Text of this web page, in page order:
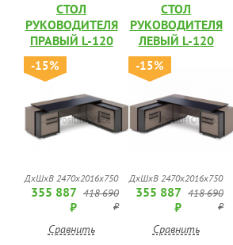
СТОЛ
РУКОВОДИТЕЛЯ
ПРАВЫЙ L-120
-15%
ДхШхВ 2470х2016х750
355 887
₽
418 690
₽
Сравнить
СТОЛ
РУКОВОДИТЕЛЯ
ЛЕВЫЙ L-120
-15%
ДхШхВ 2470х2016х750
355 887
₽
418 690
₽
Сравнить